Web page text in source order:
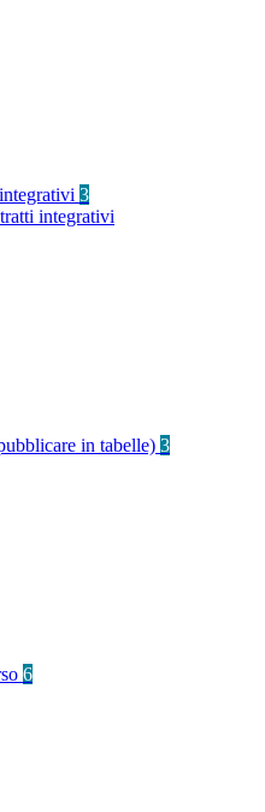
3
integrativi
in tabelle) 3
6